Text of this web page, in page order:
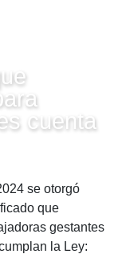
cuenta
se otorgó
que
gestantes
la Ley: